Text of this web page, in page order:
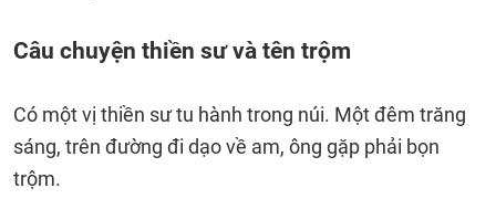
Câu chuyện thiền sư và tên trộm
Có một vị thiền sư tu hành trong núi. Một đêm trăng
sáng, trên đường đi dạo về am, ông gặp phải bọn
trộm.